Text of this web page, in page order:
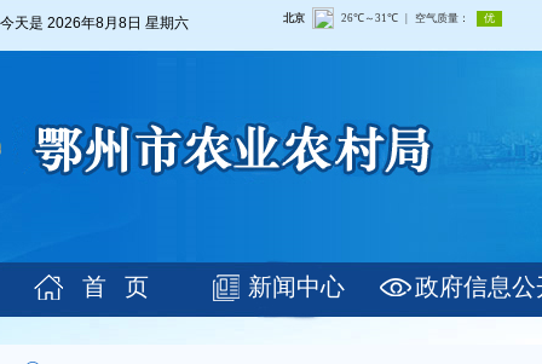
今天是 2026年8月8日 星期六
首 页 新闻中心 政府信息公